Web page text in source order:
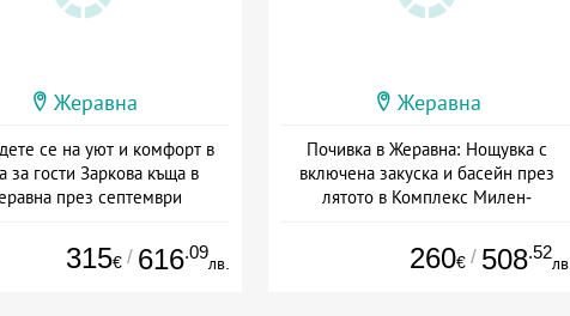
Жеравна
се на уют и комфорт в
за гости Заркова къща в
през септември
315€ / 616.09
лв.
Жеравна
Почивка в Жеравна: Нощувка с
включена закуска и басейн през
лятото в Комплекс Милен-
Дата: 26.06 - 30.12 + закуска
260€ / 508.52
лв.